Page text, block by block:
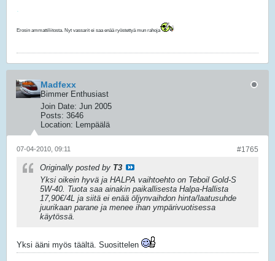
Erosin ammattiliitosta. Nyt vassarit ei saa enää ryöstettyä mun rahoja
Madfexx
Bimmer Enthusiast
Join Date: Jun 2005
Posts: 3646
Location:
Lempäälä
#1765
07-04-2010, 09:11
Originally posted by T3
Yksi oikein hyvä ja HALPA vaihtoehto on Teboil Gold-S
5W-40. Tuota saa ainakin paikallisesta Halpa-Hallista
17,90€/4L ja siitä ei enää öljynvaihdon hinta/laatusuhde
juurikaan parane ja menee ihan ympärivuotisessa
käytössä.
Yksi ääni myös täältä. Suosittelen